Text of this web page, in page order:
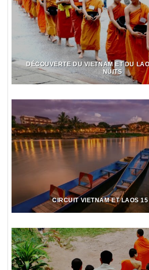
DÉCOUVERTE DU VIETNAM ET DU
NUITS
CIRCUIT VIETNAM ET LAOS